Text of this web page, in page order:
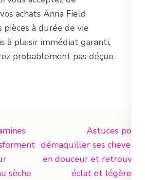
achats Anna Field
pièces à durée de vie
à plaisir immédiat garanti,
probablement pas déçue.
sèche
Astuces pour
démaquiller ses cheveux
en douceur et retrouver
éclat et légèreté